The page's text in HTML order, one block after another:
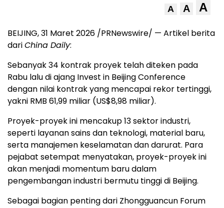
A A A
BEIJING, 31 Maret 2026 /PRNewswire/ — Artikel berita
dariChina Daily:
Sebanyak 34 kontrak proyek telah diteken pada
Rabu lalu di ajang Invest in Beijing Conference
dengan nilai kontrak yang mencapai rekor tertinggi,
yakni RMB 61,99 miliar (US$8,98 miliar).
Proyek-proyek ini mencakup 13 sektor industri,
seperti layanan sains dan teknologi, material baru,
serta manajemen keselamatan dan darurat. Para
pejabat setempat menyatakan, proyek-proyek ini
akan menjadi momentum baru dalam
pengembangan industri bermutu tinggi di Beijing.
Sebagai bagian penting dari Zhongguancun Forum